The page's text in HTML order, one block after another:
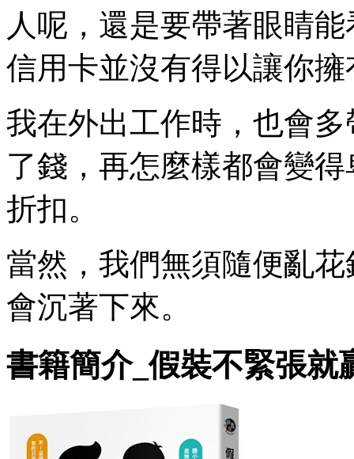
人呢，還是要帶著眼睛
信用卡並沒有得以讓你
我在外出工作時，也會
了錢，再怎麼樣都會變
折扣。
當然，我們無須隨便亂
會沉著下來。
書籍簡介_假裝不緊張就